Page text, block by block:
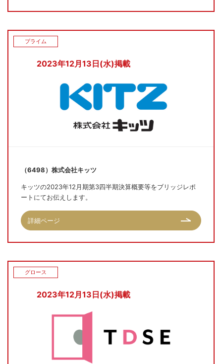
2023年12月13日(水)掲載
プライム
（6498）株式会社キッツ
キッツの2023年12月期第3四半期決算概要等をブリッジレポ
ートにてお伝えします。
詳細ページ
2023年12月13日(水)掲載
グロース